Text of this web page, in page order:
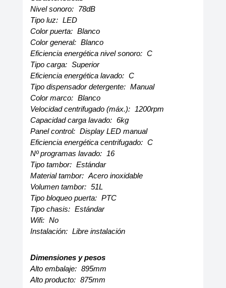
Nivel sonoro: 78dB
Tipo luz: LED
Color puerta: Blanco
Color general: Blanco
Eficiencia energética nivel sonoro: C
Tipo carga: Superior
Eficiencia energética lavado: C
Tipo dispensador detergente: Manual
Color marco: Blanco
Velocidad centrifugado (máx.): 1200rpm
Capacidad carga lavado: 6kg
Panel control: Display LED manual
Eficiencia energética centrifugado: C
Nº programas lavado: 16
Tipo tambor: Estándar
Material tambor: Acero inoxidable
Volumen tambor: 51L
Tipo bloqueo puerta: PTC
Tipo chasis: Estándar
Wifi: No
Instalación: Libre instalación
Dimensiones y pesos
Alto embalaje: 895mm
Alto producto: 875mm